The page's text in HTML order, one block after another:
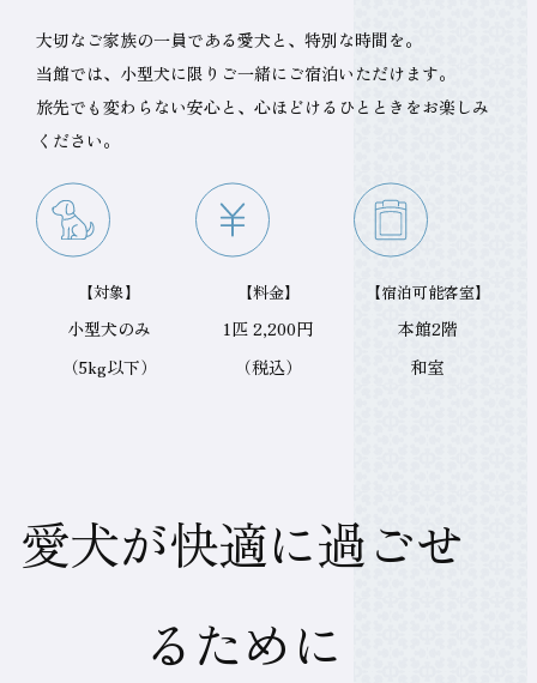
グ
フ
レ
ン
リ
大切なご家族の一員である愛犬と、特別な時間を。
当館では、小型犬に限りご一緒にご宿泊いただけます。
旅先でも変わらない安心と、心ほどけるひとときをお楽しみ
ください。
【対象】
小型犬のみ
（5kg以下）
【料金】
1匹 2,200円
（税込）
【宿泊可能客室】
本館2階
和室
愛犬が快適に過ごせ
るために